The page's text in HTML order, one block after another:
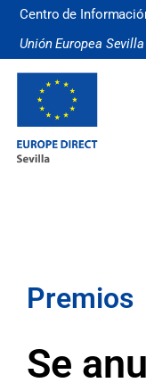
Centro de
Unión Europea Sevilla
Premios
Se